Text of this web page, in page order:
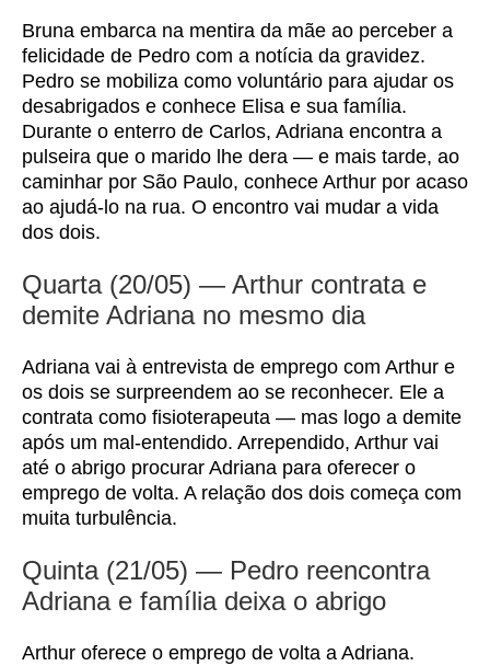
Bruna embarca na mentira da mãe ao perceber a
felicidade de Pedro com a notícia da gravidez.
Pedro se mobiliza como voluntário para ajudar os
desabrigados e conhece Elisa e sua família.
Durante o enterro de Carlos, Adriana encontra a
pulseira que o marido lhe dera — e mais tarde, ao
caminhar por São Paulo, conhece Arthur por acaso
ao ajudá-lo na rua. O encontro vai mudar a vida
dos dois.
Quarta (20/05) — Arthur contrata e
demite Adriana no mesmo dia
Adriana vai à entrevista de emprego com Arthur e
os dois se surpreendem ao se reconhecer. Ele a
contrata como fisioterapeuta — mas logo a demite
após um mal-entendido. Arrependido, Arthur vai
até o abrigo procurar Adriana para oferecer o
emprego de volta. A relação dos dois começa com
muita turbulência.
Quinta (21/05) — Pedro reencontra
Adriana e família deixa o abrigo
Arthur oferece o emprego de volta a Adriana.